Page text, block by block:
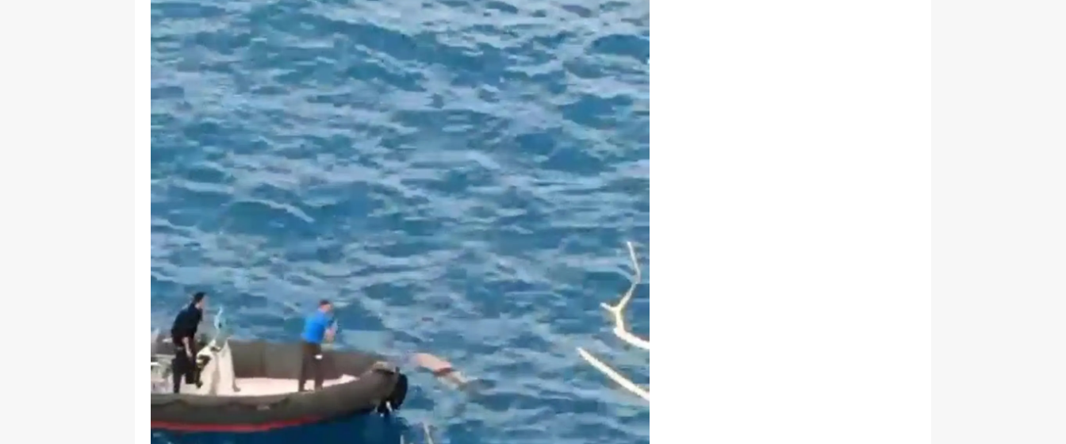
Kahramanmaraş
Mardin
Muğla
Muş
Nevşehir
Niğde
Ordu
Rize
Sakarya
Samsun
Siirt
Sinop
Sivas